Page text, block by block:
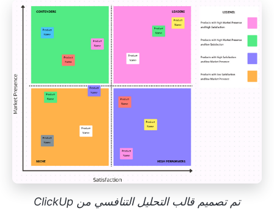
تم تصميم قالب التحليل التنافسي من ClickUp